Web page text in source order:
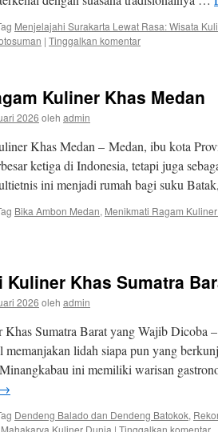
Menjelajahi Surakarta Lewat Rasa: Wisata
| Tinggalkan komentar
Kuliner Khas Medan
2026 oleh admin
Khas Medan – Medan, ibu kota
ketiga di Indonesia, tetapi juga
ini menjadi rumah bagi suku
Bika Ambon Medan, Menikmati Ragam
Kuliner Khas Sumatra
2026 oleh admin
Sumatra Barat yang Wajib Dicoba
memanjakan lidah siapa pun yang
ini memiliki warisan
Dendeng Balado dan Dendeng Batokok,
Kuliner Dunia | Tinggalkan komentar